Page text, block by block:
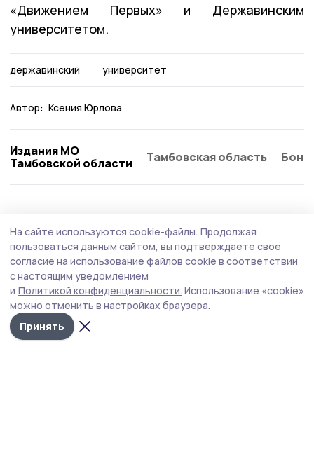
«Движением Первых» и Державинским
университетом.
державинский университет
Автор: Ксения Юрлова
Издания МО
Тамбовской области
Тамбовская область
Рекордные результаты на ЕГЭ показали
школьники Тамбовской области
На еженедельной планёрке у главы региона Евгения
Первышова подвели итоги школьной экзаменационной
кампании.
На сайте используются cookie-файлы. Продолжая
пользоваться данным сайтом, вы подтверждаете свое
согласие на использование файлов cookie в соответствии
с настоящим уведомлением
и Политикой конфиденциальности. Использование «cookie»
можно отменить в настройках браузера.
Принять